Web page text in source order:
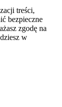
treści,
bezpieczne
zgodę na
w